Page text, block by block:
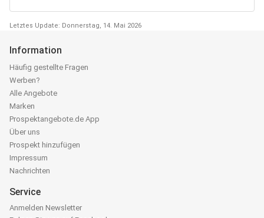
Letztes Update: Donnerstag, 14. Mai 2026
Information
Häufig gestellte Fragen
Werben?
Alle Angebote
Marken
Prospektangebote.de App
Über uns
Prospekt hinzufügen
Impressum
Nachrichten
Service
Anmelden Newsletter